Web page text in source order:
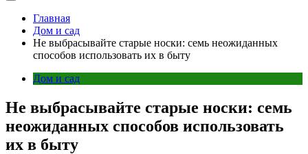
Главная
Дом и сад
Не выбрасывайте старые носки: семь неожиданных
способов использовать их в быту
Дом и сад
Не выбрасывайте старые носки: семь
неожиданных способов использовать
их в быту